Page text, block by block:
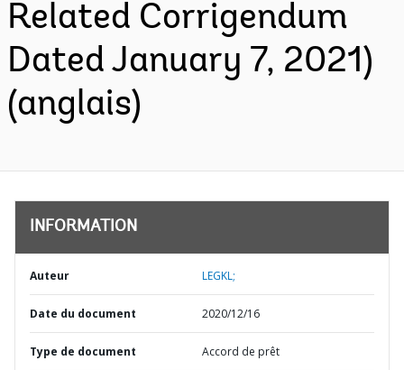
Related Corrigendum
Dated January 7, 2021)
(anglais)
INFORMATION
Auteur LEGKL;
Date du document 2020/12/16
Type de document Accord de prêt